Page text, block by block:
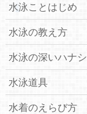
水泳ことはじめ
水泳の教え方
水泳の深いハナシ
水泳道具
水着のえらび方